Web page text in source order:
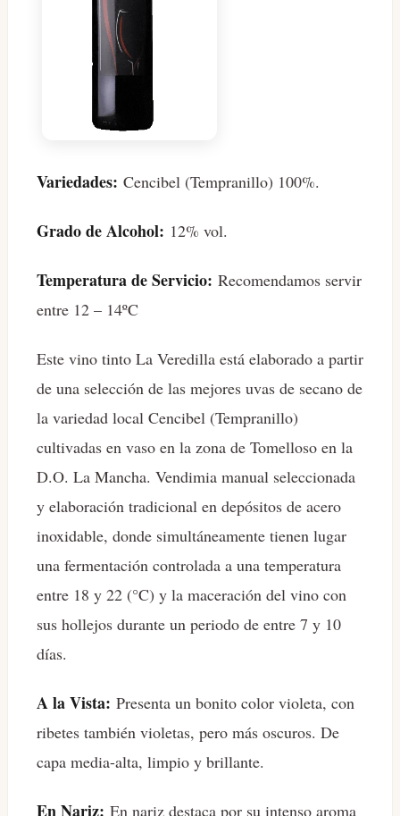
Variedades: Cencibel (Tempranillo) 100%.
Grado de Alcohol: 12% vol.
Temperatura de Servicio: Recomendamos servir
entre 12 – 14ºC
Este vino tinto La Veredilla está elaborado a partir
de una selección de las mejores uvas de secano de
la variedad local Cencibel (Tempranillo)
cultivadas en vaso en la zona de Tomelloso en la
D.O. La Mancha. Vendimia manual seleccionada
y elaboración tradicional en depósitos de acero
inoxidable, donde simultáneamente tienen lugar
una fermentación controlada a una temperatura
entre 18 y 22 (°C) y la maceración del vino con
sus hollejos durante un periodo de entre 7 y 10
días.
A la Vista: Presenta un bonito color violeta, con
ribetes también violetas, pero más oscuros. De
capa media-alta, limpio y brillante.
En Nariz: En nariz destaca por su intenso aroma